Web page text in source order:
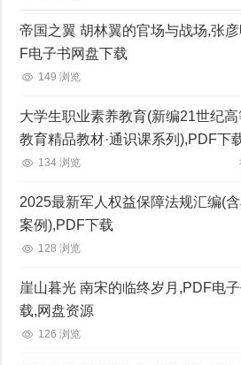
帝国之翼 胡林翼的官场与战场,张
F电子书网盘下载
149 浏览
大学生职业素养教育(新编21世纪高
教育精品教材·通识课系列),PDF下
134 浏览
2025最新军人权益保障法规汇编(
案例),PDF下载
128 浏览
崖山暮光 南宋的临终岁月,PDF电
载,网盘资源
126 浏览